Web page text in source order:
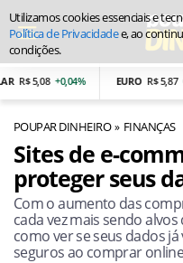
R$ 5,08 +0,04% EURO R$ 5,87
POUPAR DINHEIRO FINANÇAS
Sites de e-
proteger seus
Com o aumento das
cada vez mais sendo
como ver se seus dados
seguros ao comprar
Utilizamos cookies essenciais e
Política de Privacidadee, ao
condições.